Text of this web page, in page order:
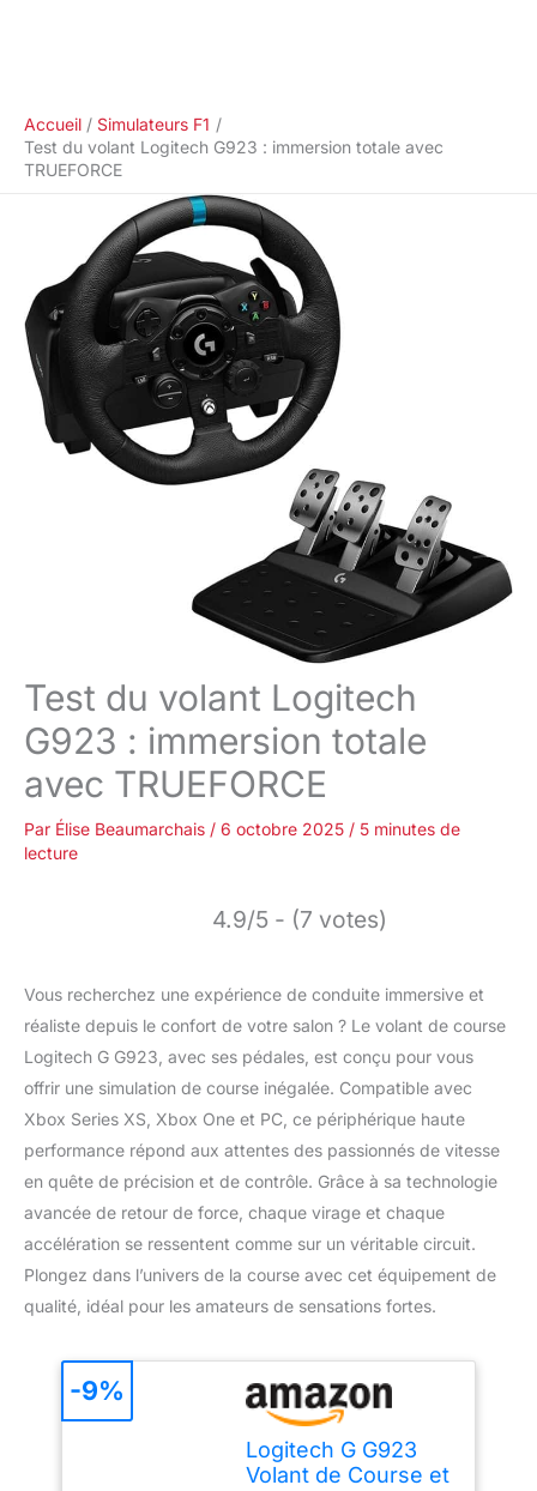
Accueil
Simulateurs F1
Test du volant Logitech G923 : immersion totale avec
TRUEFORCE
Test du volant Logitech
G923 : immersion totale
avec TRUEFORCE
Par Élise Beaumarchais / 6 octobre 2025 / 5 minutes de
lecture
4.9/5 - (7 votes)
Vous recherchez une expérience de conduite immersive et
réaliste depuis le confort de votre salon ? Le volant de course
Logitech G G923, avec ses pédales, est conçu pour vous
offrir une simulation de course inégalée. Compatible avec
Xbox Series XS, Xbox One et PC, ce périphérique haute
performance répond aux attentes des passionnés de vitesse
en quête de précision et de contrôle. Grâce à sa technologie
avancée de retour de force, chaque virage et chaque
accélération se ressentent comme sur un véritable circuit.
Plongez dans l’univers de la course avec cet équipement de
qualité, idéal pour les amateurs de sensations fortes.
Logitech G G923
Volant de Course et
-9%